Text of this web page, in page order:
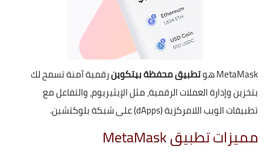
MetaMask هو تطبيق محفظة بيتكوينرقمية آمنة تسمح لك
بتخزين وإدارة العملات الرقمية، مثل الإيثيريوم، والتفاعل مع
تطبيقات الويب اللامركزية (dApps) على شبكة بلوكتشين.
مميزات تطبيق MetaMask